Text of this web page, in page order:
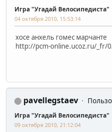
Игра "Угадай Велосипедиста"
04 октября 2010, 15:53:14
хосе анхель гомес марчанте
http://pcm-online.ucoz.ru/_fr/
pavellegstaev
Игра "Угадай Велосипедиста"
09 октября 2010, 21:12:04